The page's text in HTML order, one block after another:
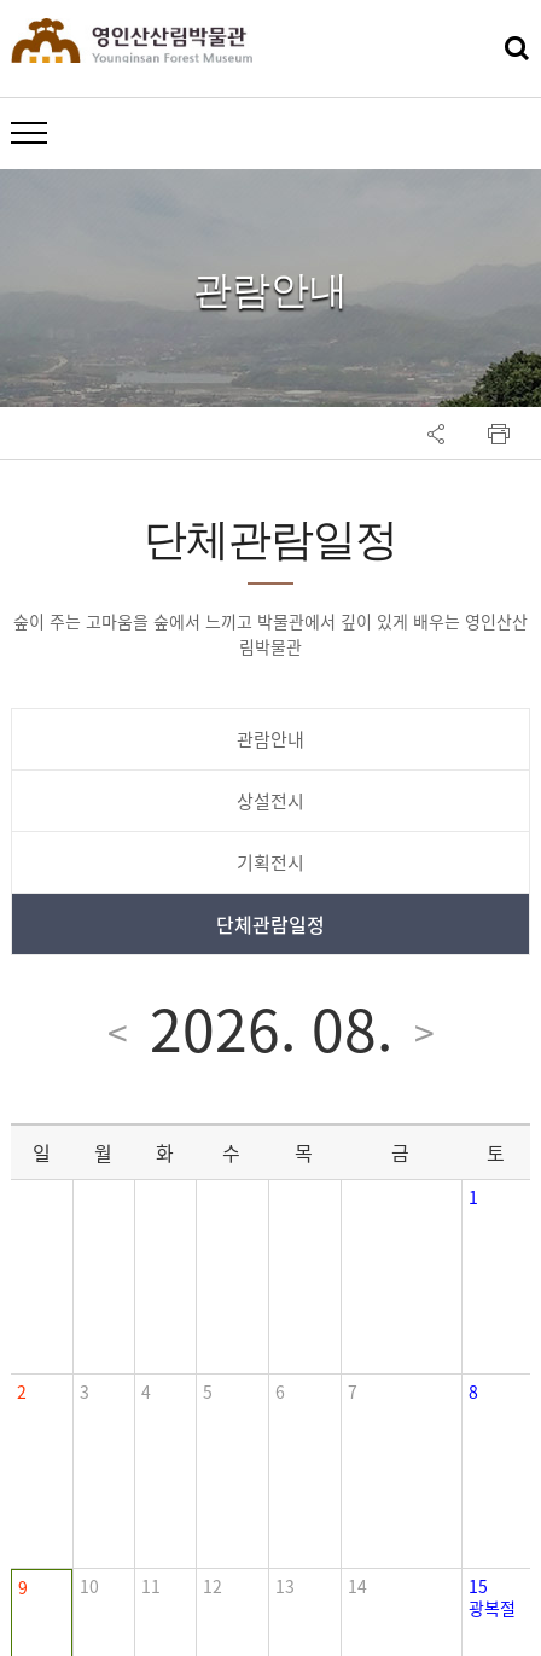
메뉴 열기
관람안내
단체관람일정
숲이 주는 고마움을 숲에서 느끼고 박물관에서 깊이 있게 배우는 영인산산
림박물관
관람안내
상설전시
기획전시
단체관람일정
< 2026. 08. >
일 월 화 수 목 금 토
1
2 3 4 5 6 7 8
9 10 11 12 13 14
15
광복절